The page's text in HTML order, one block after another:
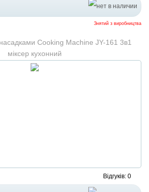
Знятий з виробництва
Cooking Machine JY-161 3в1
міксер кухонний
Відгуків: 0